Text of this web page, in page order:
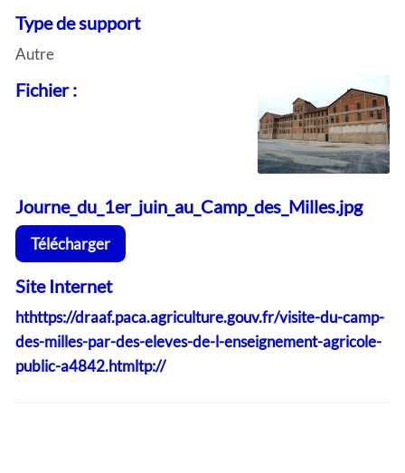
Type de support
Autre
Fichier :
Journe_du_1er_juin_au_Camp_des_Milles.jpg
Télécharger
Site Internet
hthttps://draaf.paca.agriculture.gouv.fr/visite-du-camp-
des-milles-par-des-eleves-de-l-enseignement-agricole-
public-a4842.htmltp://